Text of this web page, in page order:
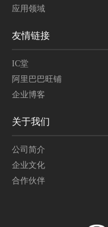
应用领域
友情链接
IC堂
阿里巴巴旺铺
企业博客
关于我们
公司简介
企业文化
合作伙伴